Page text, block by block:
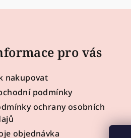
pro vás
nakupovat
podmínky
ochrany osobních
objednávka